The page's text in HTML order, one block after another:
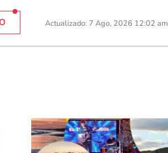
Actualizado: 7 Ago, 2026 12:02 am
WhatsApp